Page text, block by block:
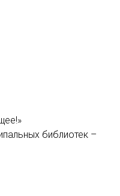
библиотек –